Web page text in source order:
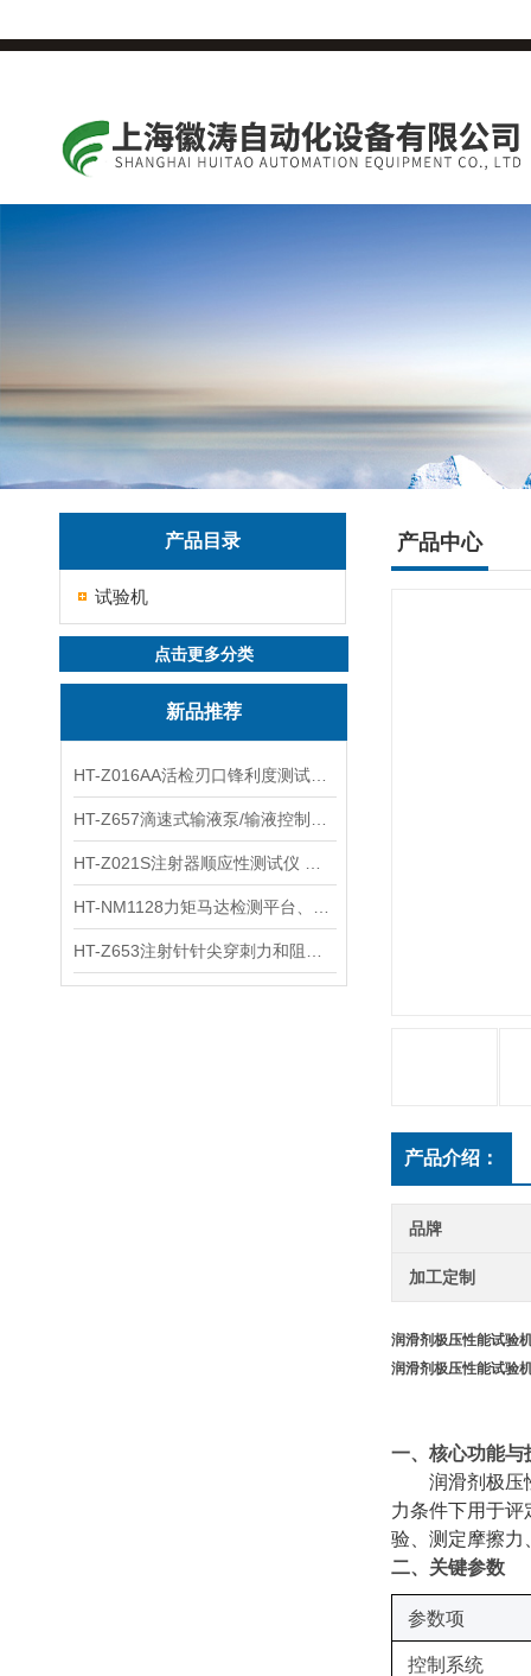
产品目录
试验机
点击更多分类
新品推荐
产品中心
产品介绍：
品牌
加工定制
润滑剂极压性能试验
润滑剂极压性能试验
一、核心功能与
润滑剂极压
力条件下用于
验、测定摩擦力
‌二、关键参数
‌参数项‌
控制系统